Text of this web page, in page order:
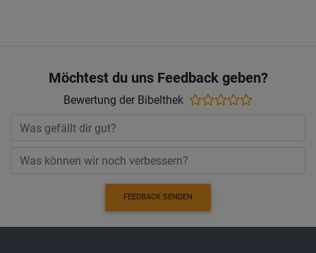
Möchtest du uns Feedback geben?
Bewertung der Bibelthek
FEEDBACK SENDEN